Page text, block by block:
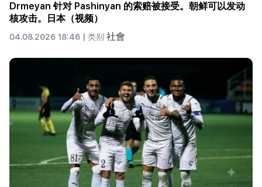
Drmeyan 针对 Pashinyan 的索赔被接受。朝鲜可以发动
核攻击。日本（视频）
04.08.2026 18:46 | 类别 社會